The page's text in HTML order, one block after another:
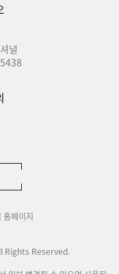
널
홈페이지
Reserved.